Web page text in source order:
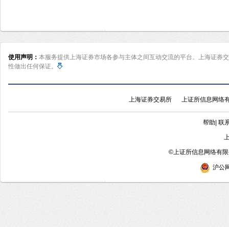
使用声明： 本服务提供上海证券市场各参与主体之间互动交流的平台。上海证券
性做出任何保证。
上海证券交易所 上证所信息网络
帮助| 联
©上证所信息网络有
沪公